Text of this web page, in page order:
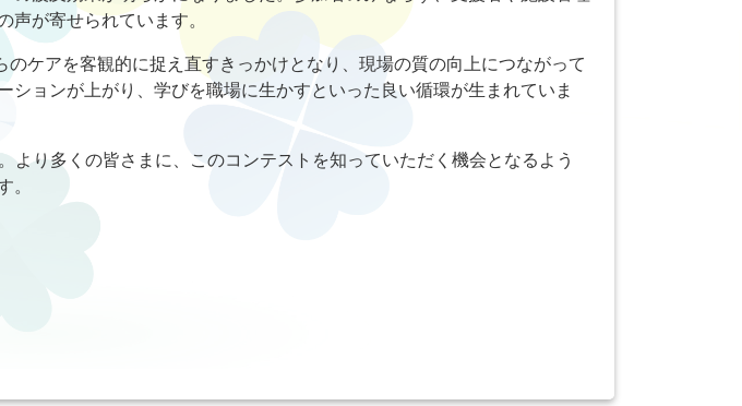
が寄せられています。
ケアを客観的に捉え直すきっかけとなり、現場の質の向上につながって
ョンが上がり、学びを職場に生かすといった良い循環が生まれていま
り多くの皆さまに、このコンテストを知っていただく機会となるよう